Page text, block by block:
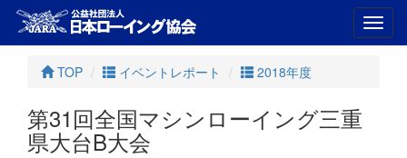
TOP
イベントレポート 2018年度
第31回全国マシンローイング三重
県大台B大会